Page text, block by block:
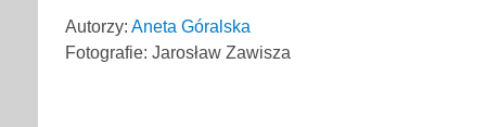
Autorzy: Aneta Góralska
Fotografie: Jarosław Zawisza